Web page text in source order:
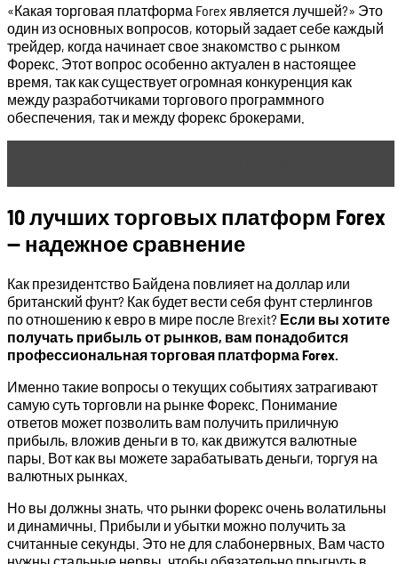
«Какая торговая платформа Forex является лучшей?» Это
один из основных вопросов, который задает себе каждый
трейдер, когда начинает свое знакомство с рынком
Форекс. Этот вопрос особенно актуален в настоящее
время, так как существует огромная конкуренция как
между разработчиками торгового программного
обеспечения, так и между форекс брокерами.
10 лучших торговых платформ Forex
— надежное сравнение
Как президентство Байдена повлияет на доллар или
британский фунт? Как будет вести себя фунт стерлингов
по отношению к евро в мире после Brexit? Если вы хотите
получать прибыль от рынков, вам понадобится
профессиональная торговая платформа Forex.
Именно такие вопросы о текущих событиях затрагивают
самую суть торговли на рынке Форекс. Понимание
ответов может позволить вам получить приличную
прибыль, вложив деньги в то, как движутся валютные
пары. Вот как вы можете зарабатывать деньги, торгуя на
валютных рынках.
Но вы должны знать, что рынки форекс очень волатильны
и динамичны. Прибыли и убытки можно получить за
считанные секунды. Это не для слабонервных. Вам часто